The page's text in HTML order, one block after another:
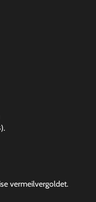
vermeilvergoldet.